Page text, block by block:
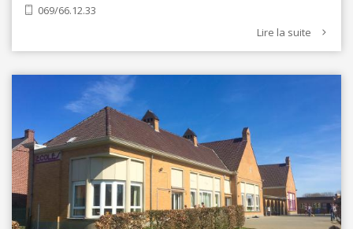
069/66.12.33
Lire la suite